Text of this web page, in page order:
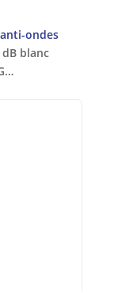
ondes
blanc